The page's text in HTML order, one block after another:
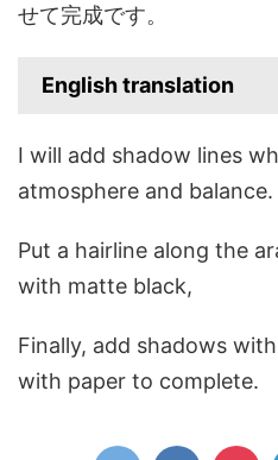
せて完成です。
English translation
I will add shadow lines
atmosphere and balance.
Put a hairline along the
with matte black,
Finally, add shadows
with paper to complete.